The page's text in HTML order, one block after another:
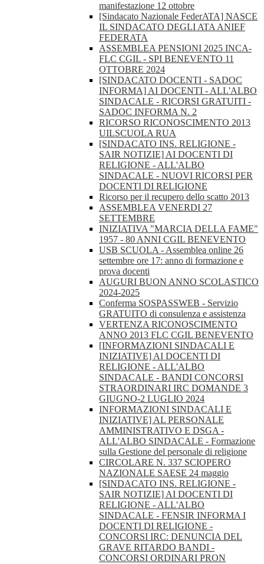
manifestazione 12 ottobre
[Sindacato Nazionale FederATA] NASCE
IL SINDACATO DEGLI ATA ANIEF
FEDERATA
ASSEMBLEA PENSIONI 2025 INCA-
FLC CGIL - SPI BENEVENTO 11
OTTOBRE 2024
[SINDACATO DOCENTI - SADOC
INFORMA] AI DOCENTI - ALL'ALBO
SINDACALE - RICORSI GRATUITI -
SADOC INFORMA N. 2
RICORSO RICONOSCIMENTO 2013
UILSCUOLA RUA
[SINDACATO INS. RELIGIONE -
SAIR NOTIZIE] AI DOCENTI DI
RELIGIONE - ALL'ALBO
SINDACALE - NUOVI RICORSI PER
DOCENTI DI RELIGIONE
Ricorso per il recupero dello scatto 2013
ASSEMBLEA VENERDI 27
SETTEMBRE
INIZIATIVA "MARCIA DELLA FAME"
1957 - 80 ANNI CGIL BENEVENTO
USB SCUOLA - Assemblea online 26
settembre ore 17: anno di formazione e
prova docenti
AUGURI BUON ANNO SCOLASTICO
2024-2025
Conferma SOSPASSWEB - Servizio
GRATUITO di consulenza e assistenza
VERTENZA RICONOSCIMENTO
ANNO 2013 FLC CGIL BENEVENTO
[INFORMAZIONI SINDACALI E
INIZIATIVE] AI DOCENTI DI
RELIGIONE - ALL'ALBO
SINDACALE - BANDI CONCORSI
STRAORDINARI IRC DOMANDE 3
GIUGNO-2 LUGLIO 2024
INFORMAZIONI SINDACALI E
INIZIATIVE] AL PERSONALE
AMMINISTRATIVO E DSGA -
ALL'ALBO SINDACALE - Formazione
sulla Gestione del personale di religione
CIRCOLARE N. 337 SCIOPERO
NAZIONALE SAESE 24 maggio
[SINDACATO INS. RELIGIONE -
SAIR NOTIZIE] AI DOCENTI DI
RELIGIONE - ALL'ALBO
SINDACALE - FENSIR INFORMA I
DOCENTI DI RELIGIONE -
CONCORSI IRC: DENUNCIA DEL
GRAVE RITARDO BANDI -
CONCORSI ORDINARI PRON